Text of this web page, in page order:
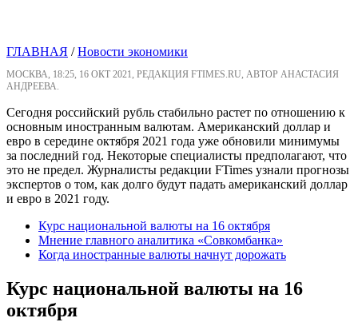
ГЛАВНАЯ /Новости экономики
МОСКВА, 18:25, 16 ОКТ 2021, РЕДАКЦИЯ FTIMES.RU, АВТОР АНАСТАСИЯ
АНДРЕЕВА.
Сегодня российский рубль стабильно растет по отношению к
основным иностранным валютам. Американский доллар и
евро в середине октября 2021 года уже обновили минимумы
за последний год. Некоторые специалисты предполагают, что
это не предел. Журналисты редакции FTimes узнали прогнозы
экспертов о том, как долго будут падать американский доллар
и евро в 2021 году.
Курс национальной валюты на 16 октября
Мнение главного аналитика «Совкомбанка»
Когда иностранные валюты начнут дорожать
Курс национальной валюты на 16
октября